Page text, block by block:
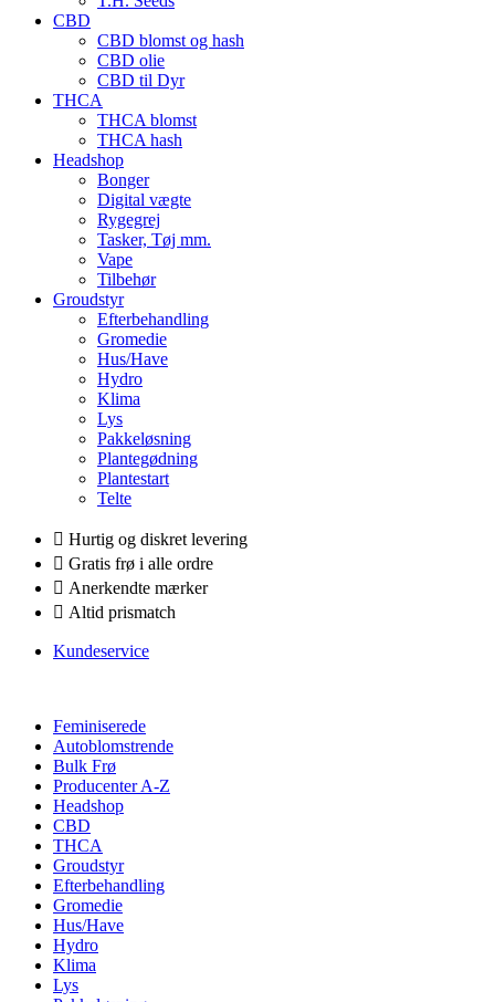
CBD
CBD blomst og hash
CBD olie
CBD til Dyr
THCA
THCA blomst
THCA hash
Headshop
Bonger
Digital vægte
Rygegrej
Tasker, Tøj mm.
Vape
Tilbehør
Groudstyr
Efterbehandling
Gromedie
Hus/Have
Hydro
Klima
Lys
Pakkeløsning
Plantegødning
Plantestart
Telte
Hurtig og diskret levering
Gratis frø i alle ordre
Anerkendte mærker
Altid prismatch
Kundeservice
Feminiserede
Autoblomstrende
Bulk Frø
Producenter A-Z
Headshop
CBD
THCA
Groudstyr
Efterbehandling
Gromedie
Hus/Have
Hydro
Klima
Lys